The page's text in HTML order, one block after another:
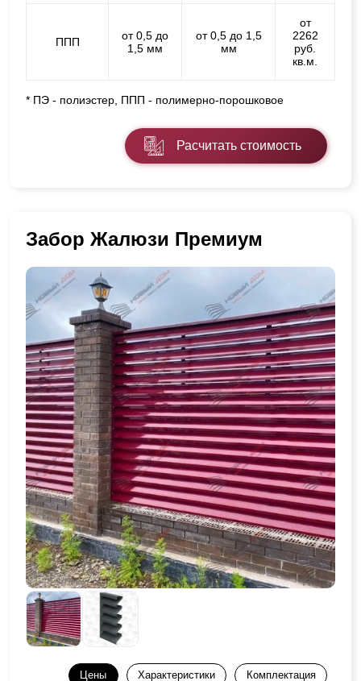
ППП
от 0,5 до
1,5 мм
от 0,5 до 1,5
мм
от
2262
руб.
кв.м.
* ПЭ - полиэстер, ППП - полимерно-порошковое
Расчитать стоимость
Забор Жалюзи Премиум
Цены Характеристики Комплектация